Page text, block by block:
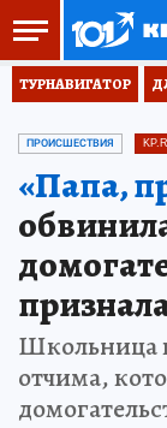
ТУРНАВИГАТОР
ПРОИСШЕСТВИЯ
«Папа,
Школьница
отчима,